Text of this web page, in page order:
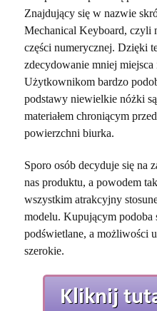
Znajdujący się w nazwie
Mechanical Keyboard, czyli
części numerycznej. Dzięki
zdecydowanie mniej
Użytkownikom bardzo
podstawy niewielkie nóżki
materiałem chroniącym
powierzchni biurka.
Sporo osób decyduje się na
nas produktu, a powodem
wszystkim atrakcyjny
modelu. Kupującym podoba
podświetlane, a możliwości
szerokie.